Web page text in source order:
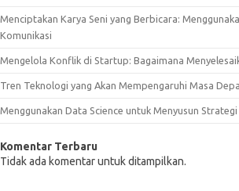
Menciptakan Karya Seni yang Berbicara:
Komunikasi
Mengelola Konflik di Startup: Bagaimana
Tren Teknologi yang Akan Mempengaruhi Masa
Menggunakan Data Science untuk Menyusun
Komentar Terbaru
Tidak ada komentar untuk ditampilkan.